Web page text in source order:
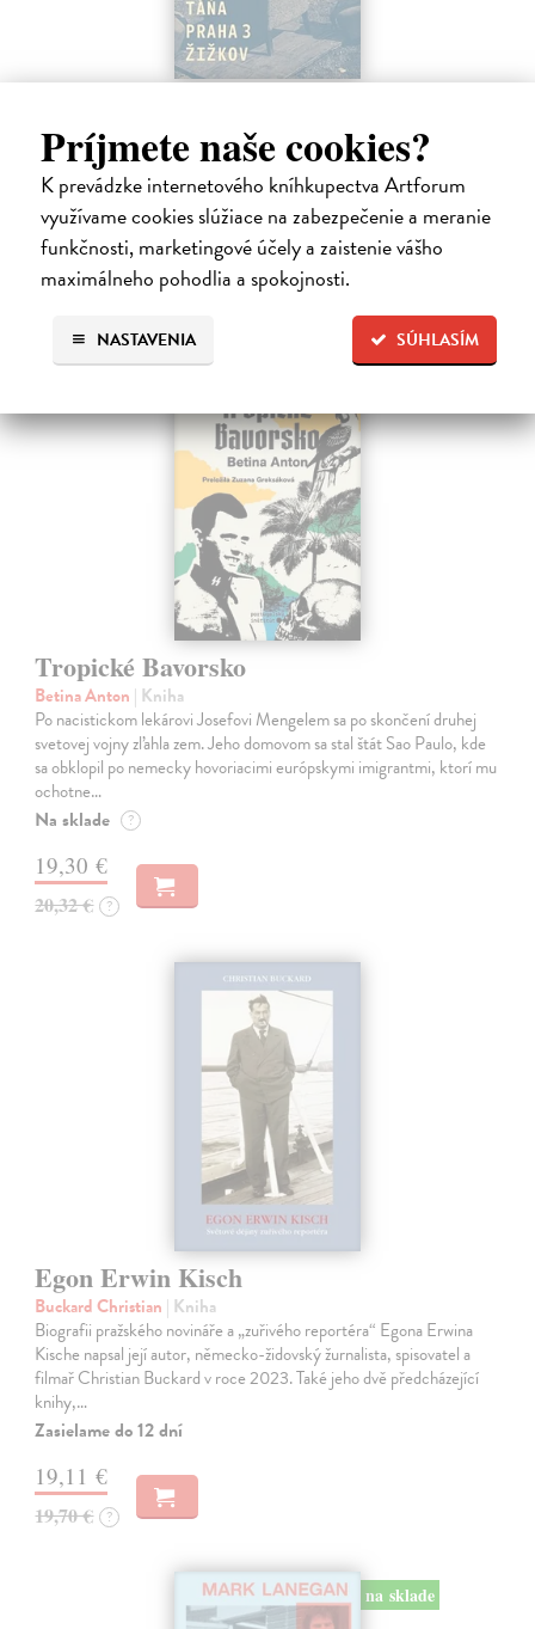
Príjmete naše cookies?
K prevádzke internetového kníhkupectva Artforum
využívame cookies slúžiace na zabezpečenie a meranie
funkčnosti, marketingové účely a zaistenie vášho
maximálneho pohodlia a spokojnosti.
SÚHLASÍM
NASTAVENIA
Zelbová Marie
| Kniha
Nikdy jsme nebyli úplně standardní žižkovská rodina. Vítejte v
mámině bytě 4. kategorie, který byl všem otevřen dokořán.
Na sklade ?
12,92 €
13,60 €
Tropické Bavorsko
Betina Anton | Kniha
Po nacistickom lekárovi Josefovi Mengelem sa po skončení druhej
svetovej vojny zľahla zem. Jeho domovom sa stal štát Sao Paulo, kde
sa obklopil po nemecky hovoriacimi európskymi imigrantmi, ktorí mu
ochotne…
Na sklade ?
19,30 €
20,32 € ?
Egon Erwin Kisch
Buckard Christian | Kniha
Biografii pražského novináře a „zuřivého reportéra“ Egona Erwina
Kische napsal její autor, německo-židovský žurnalista, spisovatel a
filmař Christian Buckard v roce 2023. Také jeho dvě předcházející
knihy,…
Zasielame do 12 dní
19,11 €
19,70 € ?
na sklade